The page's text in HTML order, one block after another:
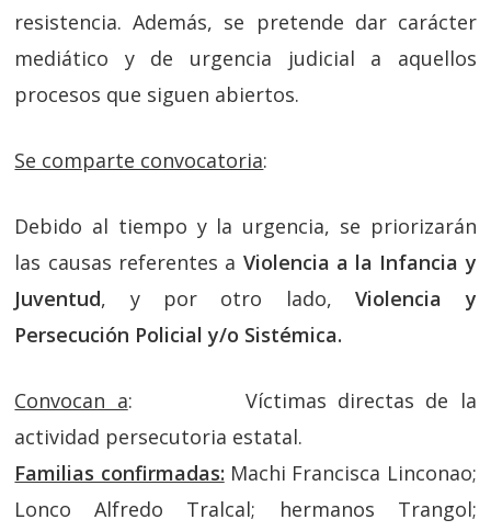
resistencia. Además, se pretende dar carácter
mediático y de urgencia judicial a aquellos
procesos que siguen abiertos.
Se comparte convocatoria:
Debido al tiempo y la urgencia, se priorizarán
las causas referentes a Violencia a la Infancia y
Juventud, y por otro lado,Violencia y
Persecución Policial y/o Sistémica.
Convocan a: Víctimas directas de la
actividad persecutoria estatal.
Familias confirmadas: Machi Francisca Linconao;
Lonco Alfredo Tralcal; hermanos Trangol;